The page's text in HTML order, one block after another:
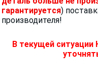
гарантируется)
производителя!
В текущей